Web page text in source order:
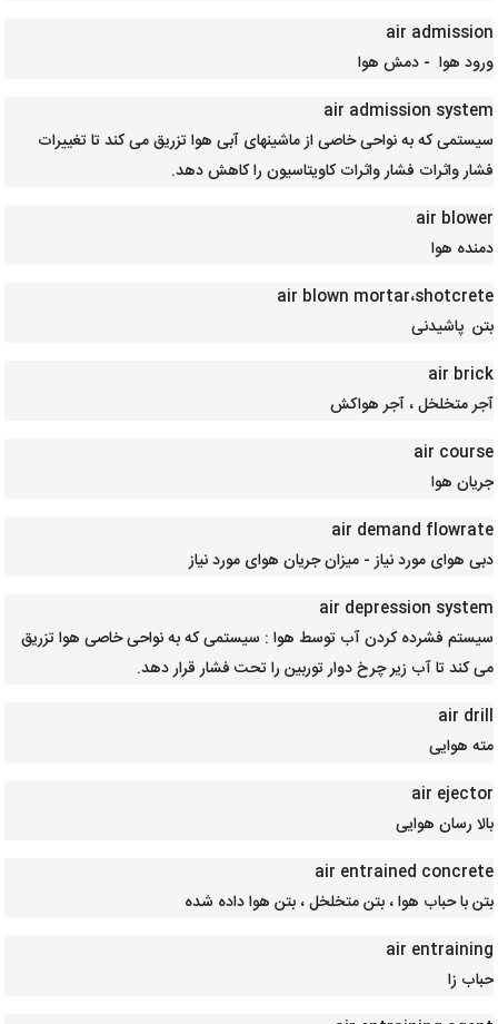
air admission
ورود هوا - دمش هوا
air admission system
سیستمی که به نواحی خاصی از ماشینهای آبی هوا تزریق می کند تا تغییرات
فشار واثرات فشار واثرات کاویتاسیون را کاهش دهد.
air blower
دمنده هوا
air blown mortar،shotcrete
بتن پاشیدنی
air brick
آجر متخلخل ، آجر هواکش
air course
جریان هوا
air demand flowrate
دبی هوای مورد نیاز - میزان جریان هوای مورد نیاز
air depression system
سیستم فشرده کردن آب توسط هوا : سیستمی که به نواحی خاصی هوا تزریق
می کند تا آب زیر چرخ دوار توربین را تحت فشار قرار دهد.
air drill
مته هوایی
air ejector
بالا رسان هوایی
air entrained concrete
بتن با حباب هوا ، بتن متخلخل ، بتن هوا داده شده
air entraining
حباب زا